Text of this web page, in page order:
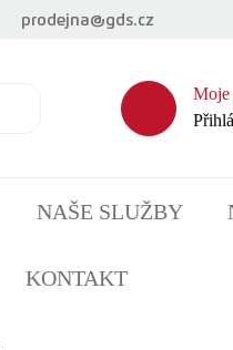
prodejna@gds.cz
Moje
NAŠE SLUŽBY
KONTAKT